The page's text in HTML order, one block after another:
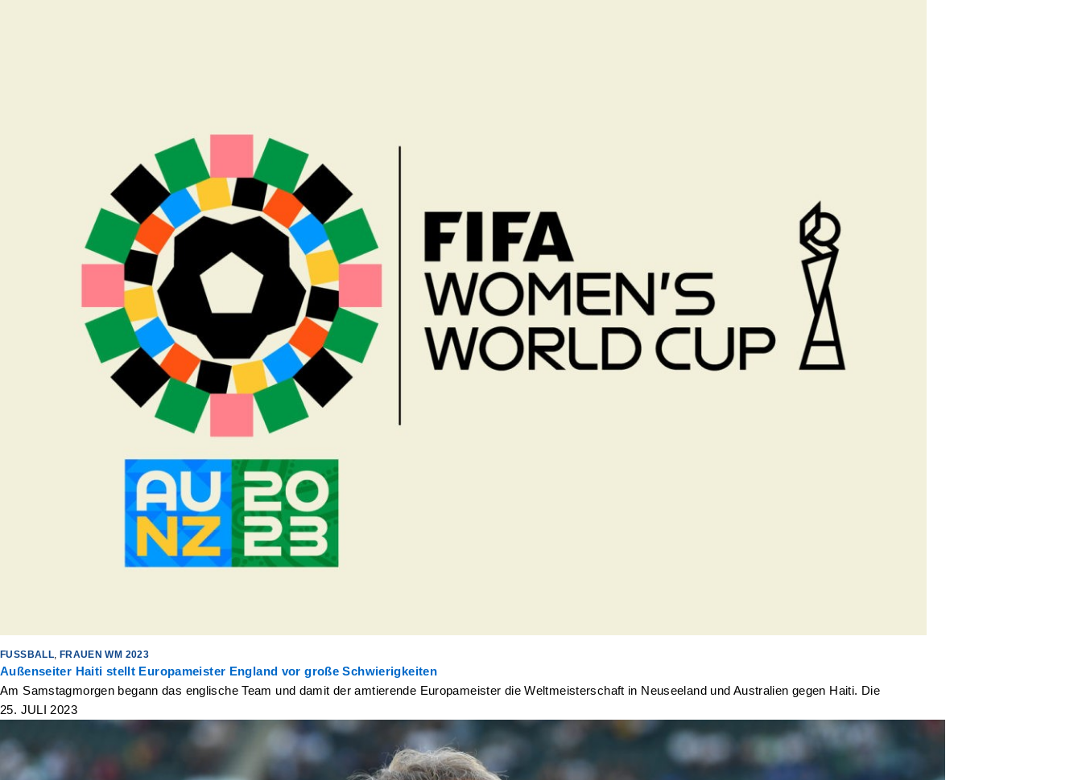
FUSSBALL FRAUEN WM 2023
Außenseiter Haiti stellt Europameister England vor große Schwierigkeiten
Am Samstagmorgen begann das englische Team und damit der amtierende Europameister die Weltmeisterschaft in Neuseeland und Australien gegen Haiti. Die
25. JULI 2023